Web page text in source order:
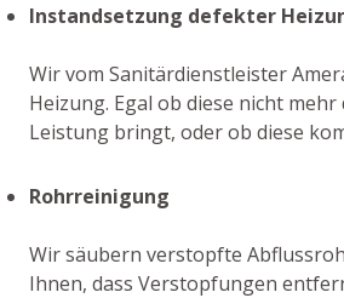
Instandsetzung defekter
Wir vom Sanitärdienstleister
Heizung. Egal ob diese nicht
Leistung bringt, oder ob diese
Rohrreinigung
Wir säubern verstopfte
Ihnen, dass Verstopfungen